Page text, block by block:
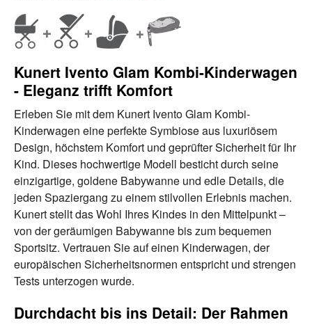
Kunert Ivento Glam Kombi-Kinderwagen
- Eleganz trifft Komfort
Erleben Sie mit dem Kunert Ivento Glam Kombi-
Kinderwagen eine perfekte Symbiose aus luxuriösem
Design, höchstem Komfort und geprüfter Sicherheit für Ihr
Kind. Dieses hochwertige Modell besticht durch seine
einzigartige, goldene Babywanne und edle Details, die
jeden Spaziergang zu einem stilvollen Erlebnis machen.
Kunert stellt das Wohl Ihres Kindes in den Mittelpunkt –
von der geräumigen Babywanne bis zum bequemen
Sportsitz. Vertrauen Sie auf einen Kinderwagen, der
europäischen Sicherheitsnormen entspricht und strengen
Tests unterzogen wurde.
Durchdacht bis ins Detail: Der Rahmen